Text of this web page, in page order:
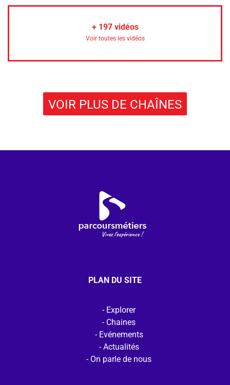
+ 197vidéos
Voir toutes les vidéos
VOIR PLUS DE CHAÎNES
PLAN DU SITE
Explorer
Chaines
Evénements
Actualités
On parle de nous